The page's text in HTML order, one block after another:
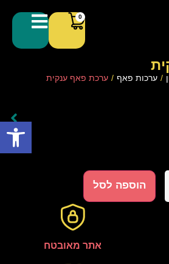
0
/ ערכות פאף / ערכת פאף ענקית
הוספה לסל
אתר מאובטח
פתח